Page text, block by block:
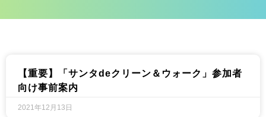
【重要】「サンタdeクリーン＆ウォーク」参加者
向け事前案内
2021年12月13日